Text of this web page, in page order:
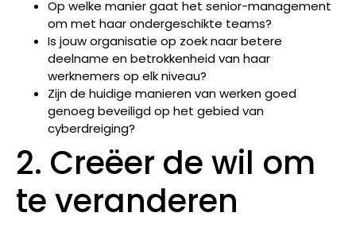
Op welke manier gaat het senior-management
om met haar ondergeschikte teams?
Is jouw organisatie op zoek naar betere
deelname en betrokkenheid van haar
werknemers op elk niveau?
Zijn de huidige manieren van werken goed
genoeg beveiligd op het gebied van
cyberdreiging?
2. Creëer de wil om
te veranderen